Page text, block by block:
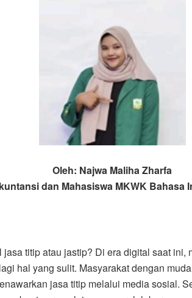
Oleh: Najwa Maliha Zharfa
dan Mahasiswa MKWK
titip atau jastip? Di era digital saat ini,
hal yang sulit. Masyarakat dengan
jasa titip melalui media sosial.